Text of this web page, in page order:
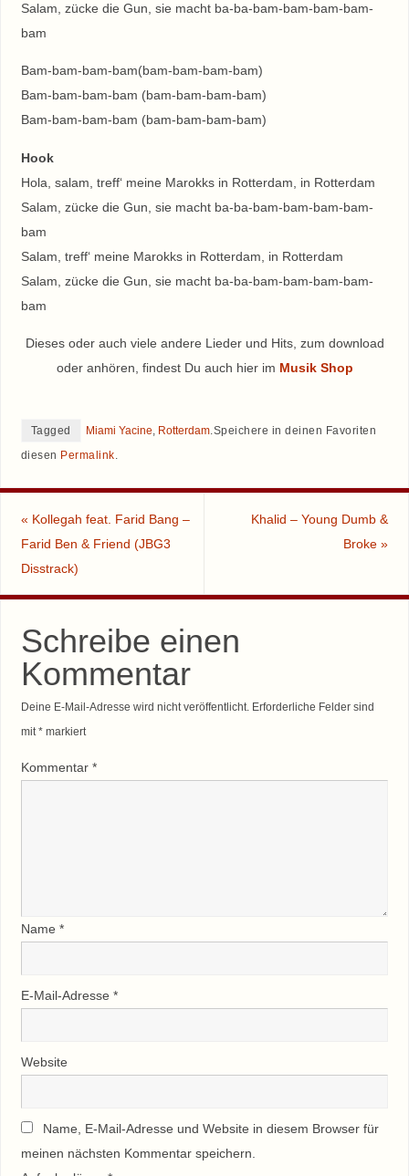
Salam, zücke die Gun, sie macht ba-ba-bam-bam-bam-bam-
bam
Bam-bam-bam-bam(bam-bam-bam-bam)
Bam-bam-bam-bam (bam-bam-bam-bam)
Bam-bam-bam-bam (bam-bam-bam-bam)
Hook
Hola, salam, treff‘ meine Marokks in Rotterdam, in Rotterdam
Salam, zücke die Gun, sie macht ba-ba-bam-bam-bam-bam-
bam
Salam, treff‘ meine Marokks in Rotterdam, in Rotterdam
Salam, zücke die Gun, sie macht ba-ba-bam-bam-bam-bam-
bam
Dieses oder auch viele andere Lieder und Hits, zum download
oder anhören, findest Du auch hier im Musik Shop
Tagged Miami Yacine Rotterdam. Speichere in deinen Favoriten
diesen Permalink
« Kollegah feat. Farid Bang –
Farid Ben & Friend (JBG3
Disstrack)
Khalid – Young Dumb &
Broke»
Schreibe einen
Kommentar
Deine E-Mail-Adresse wird nicht veröffentlicht. Erforderliche Felder sind
mit *markiert
Kommentar *
Name *
E-Mail-Adresse *
Website
Name, E-Mail-Adresse und Website in diesem Browser für
meinen nächsten Kommentar speichern.